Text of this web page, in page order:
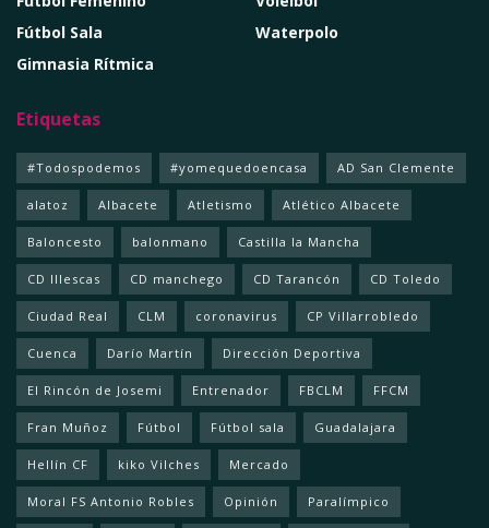
Fútbol Sala
Gimnasia Rítmica
Waterpolo
Etiquetas
#Todospodemos #yomequedoencasa AD San Clemente
alatoz Albacete Atletismo Atlético Albacete
Baloncesto balonmano Castilla la Mancha
CD Illescas CD manchego CD Tarancón CD Toledo
Ciudad Real CLM coronavirus CP Villarrobledo
Cuenca Darío Martín Dirección Deportiva
El Rincón de Josemi Entrenador FBCLM FFCM
Fran Muñoz Fútbol Fútbol sala Guadalajara
Hellín CF kiko Vilches Mercado
Moral FS Antonio Robles Opinión Paralímpico